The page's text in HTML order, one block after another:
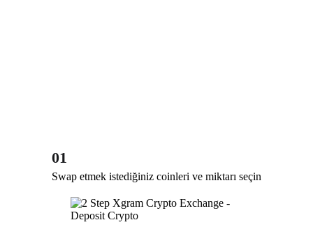
01
Swap etmek istediğiniz coinleri ve miktarı seçin